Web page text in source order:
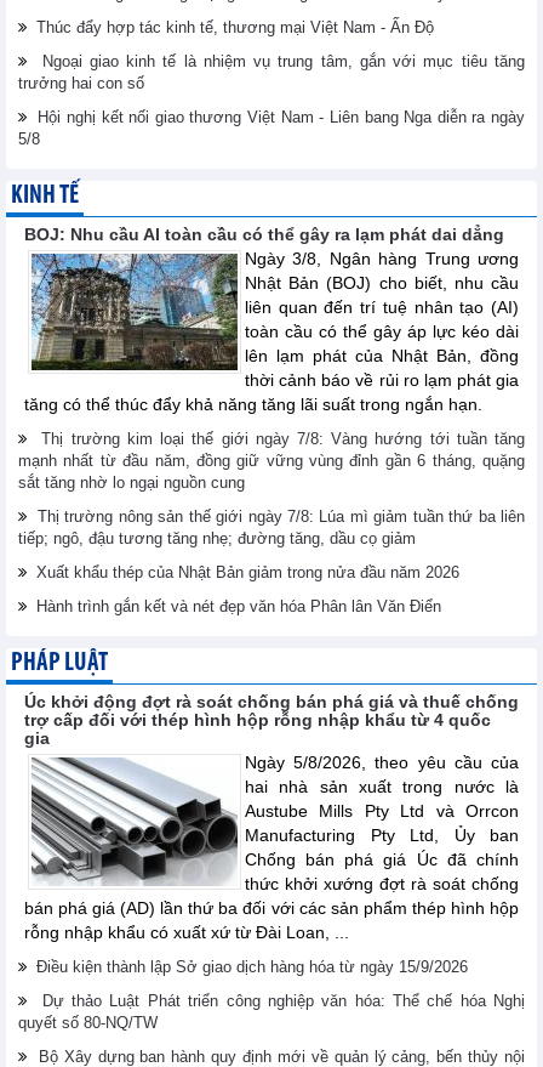
Thúc đẩy hợp tác kinh tế, thương mại Việt Nam - Ấn Độ
Ngoại giao kinh tế là nhiệm vụ trung tâm, gắn với mục tiêu tăng
trưởng hai con số
Hội nghị kết nối giao thương Việt Nam - Liên bang Nga diễn ra ngày
5/8
KINH TẾ
BOJ: Nhu cầu AI toàn cầu có thể gây ra lạm phát dai dẳng
Ngày 3/8, Ngân hàng Trung ương
Nhật Bản (BOJ) cho biết, nhu cầu
liên quan đến trí tuệ nhân tạo (AI)
toàn cầu có thể gây áp lực kéo dài
lên lạm phát của Nhật Bản, đồng
thời cảnh báo về rủi ro lạm phát gia
tăng có thể thúc đẩy khả năng tăng lãi suất trong ngắn hạn.
Thị trường kim loại thế giới ngày 7/8: Vàng hướng tới tuần tăng
mạnh nhất từ đầu năm, đồng giữ vững vùng đỉnh gần 6 tháng, quặng
sắt tăng nhờ lo ngại nguồn cung
Thị trường nông sản thế giới ngày 7/8: Lúa mì giảm tuần thứ ba liên
tiếp; ngô, đậu tương tăng nhẹ; đường tăng, dầu cọ giảm
Xuất khẩu thép của Nhật Bản giảm trong nửa đầu năm 2026
Hành trình gắn kết và nét đẹp văn hóa Phân lân Văn Điển
PHÁP LUẬT
Úc khởi động đợt rà soát chống bán phá giá và thuế chống
trợ cấp đối với thép hình hộp rỗng nhập khẩu từ 4 quốc
gia
Ngày 5/8/2026, theo yêu cầu của
hai nhà sản xuất trong nước là
Austube Mills Pty Ltd và Orrcon
Manufacturing Pty Ltd, Ủy ban
Chống bán phá giá Úc đã chính
thức khởi xướng đợt rà soát chống
bán phá giá (AD) lần thứ ba đối với các sản phẩm thép hình hộp
rỗng nhập khẩu có xuất xứ từ Đài Loan, ...
Điều kiện thành lập Sở giao dịch hàng hóa từ ngày 15/9/2026
Dự thảo Luật Phát triển công nghiệp văn hóa: Thể chế hóa Nghị
quyết số 80-NQ/TW
Bộ Xây dựng ban hành quy định mới về quản lý cảng, bến thủy nội